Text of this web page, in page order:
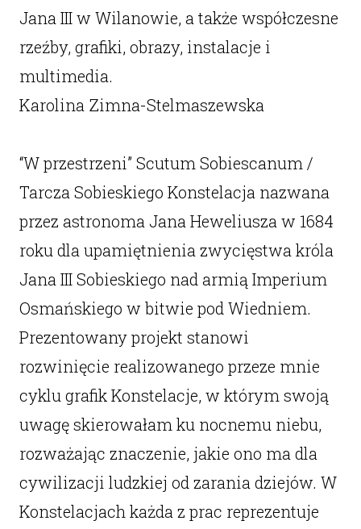
Jana III w Wilanowie, a także współczesne
rzeźby, grafiki, obrazy, instalacje i
multimedia.
Karolina Zimna-Stelmaszewska
“W przestrzeni” Scutum Sobiescanum /
Tarcza Sobieskiego Konstelacja nazwana
przez astronoma Jana Heweliusza w 1684
roku dla upamiętnienia zwycięstwa króla
Jana III Sobieskiego nad armią Imperium
Osmańskiego w bitwie pod Wiedniem.
Prezentowany projekt stanowi
rozwinięcie realizowanego przeze mnie
cyklu grafik Konstelacje, w którym swoją
uwagę skierowałam ku nocnemu niebu,
rozważając znaczenie, jakie ono ma dla
cywilizacji ludzkiej od zarania dziejów. W
Konstelacjach każda z prac reprezentuje